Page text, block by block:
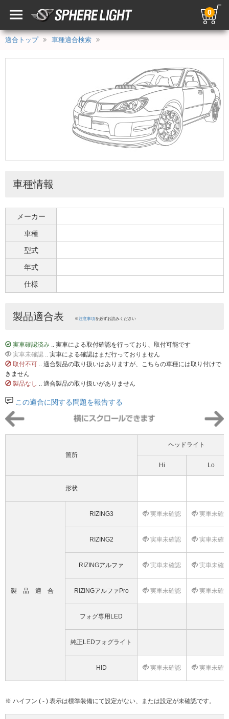
0
適合トップ 車種適合検索
車種情報
メーカー
車種
型式
年式
仕様
製品適合表 ※注意事項を必ずお読みください
実車確認済み .. 実車による取付確認を行っており、取付可能です
実車未確認 .. 実車による確認はまだ行っておりません
取付不可 .. 適合製品の取り扱いはありますが、こちらの車種には取り付けで
きません
製品なし .. 適合製品の取り扱いがありません
この適合に関する問題を報告する
箇所
ヘッドライト
Hi Lo
形状
製品適合
RIZING3 実車未確認 実車未確
RIZING2 実車未確認 実車未確
RIZINGアルファ 実車未確認 実車未確
RIZINGアルファPro 実車未確認 実車未確
フォグ専用LED
純正LEDフォグライト
HID 実車未確認 実車未確
※ ハイフン ( - ) 表示は標準装備にて設定がない、または設定が未確認です。